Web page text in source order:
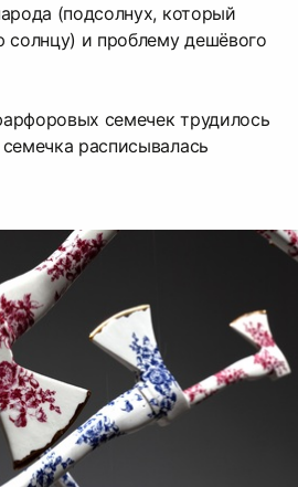
(подсолнух, который
солнцу) и проблему дешёвого
семечек трудилось
расписывалась